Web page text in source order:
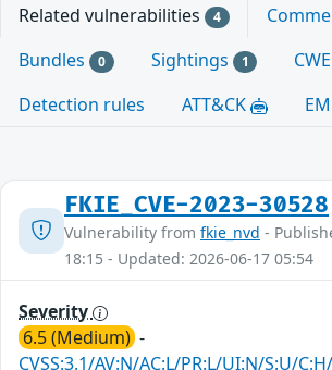
Related vulnerabilities 4
Bundles 0 Sightings 1
Detection rules
ATT&CK
FKIE_CVE-2023-30528
Vulnerability from fkie_nvd -
18:15 - Updated: 2026-06-17 05:54
Severity
6.5 (Medium) -
CVSS:3.1/AV:N/AC:L/PR:L/UI:N/S:U/